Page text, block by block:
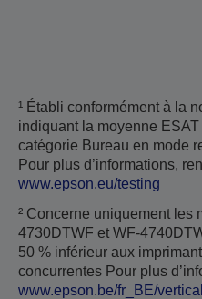
¹ Établi conformément à la
indiquant la moyenne
catégorie Bureau en mode
Pour plus d’informations,
www.epson.eu/testing
² Concerne uniquement les
4730DTWF et WF-
50 % inférieur aux
concurrentes Pour plus
www.epson.be/fr_BE/